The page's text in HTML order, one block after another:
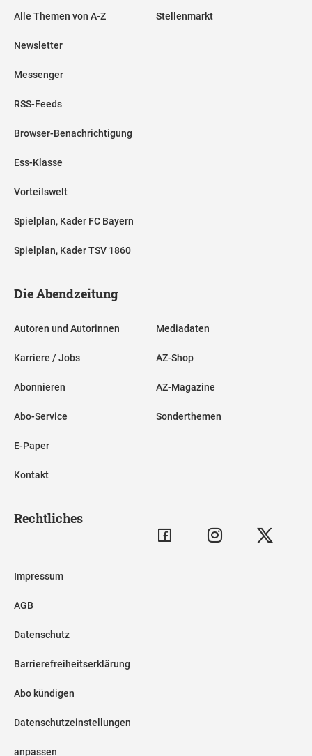
Alle Themen von A-Z
Newsletter
Messenger
RSS-Feeds
Browser-Benachrichtigung
Ess-Klasse
Vorteilswelt
Spielplan, Kader FC Bayern
Spielplan, Kader TSV 1860
Stellenmarkt
Die Abendzeitung
Autoren und Autorinnen
Karriere / Jobs
Abonnieren
Abo-Service
E-Paper
Kontakt
Mediadaten
AZ-Shop
AZ-Magazine
Sonderthemen
Rechtliches
Impressum
AGB
Datenschutz
Barrierefreiheitserklärung
Abo kündigen
Datenschutzeinstellungen
anpassen